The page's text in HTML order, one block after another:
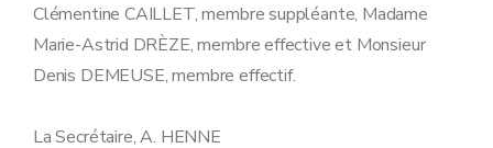
Clémentine CAILLET, membre suppléante, Madame
Marie-Astrid DRÈZE, membre effective et Monsieur
Denis DEMEUSE, membre effectif.
La Secrétaire, A. HENNE